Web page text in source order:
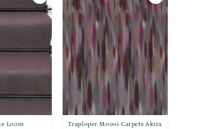
Loom
Traploper Moooi Carpets Akira